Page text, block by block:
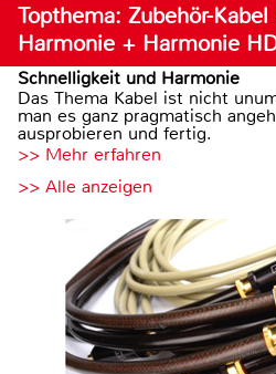
Topthema: Zubehör-
Harmonie + Harmonie
Schnelligkeit und Harmonie
Das Thema Kabel ist nicht
man es ganz pragmatisch
ausprobieren und fertig.
>> Mehr erfahren
>> Alle anzeigen